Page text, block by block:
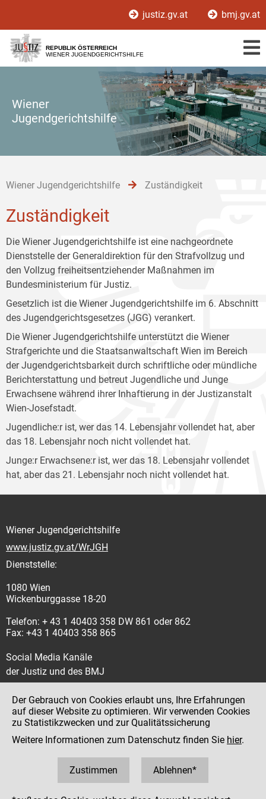
[1]
[2]
[3]
justiz.gv.at bmj.gv.at
REPUBLIK ÖSTERREICH
WIENER JUGENDGERICHTSHILFE
Wiener
Jugendgerichtshilfe
Wiener Jugendgerichtshilfe Zuständigkeit
Zuständigkeit
Die Wiener Jugendgerichtshilfe ist eine nachgeordnete
Dienststelle der Generaldirektion für den Strafvollzug und
den Vollzug freiheitsentziehender Maßnahmen im
Bundesministerium für Justiz.
Gesetzlich ist die Wiener Jugendgerichtshilfe im 6. Abschnitt
des Jugendgerichtsgesetzes (JGG) verankert.
Die Wiener Jugendgerichtshilfe unterstützt die Wiener
Strafgerichte und die Staatsanwaltschaft Wien im Bereich
der Jugendgerichtsbarkeit durch schriftliche oder mündliche
Berichterstattung und betreut Jugendliche und Junge
Erwachsene während ihrer Inhaftierung in der Justizanstalt
Wien-Josefstadt.
Jugendliche:r ist, wer das 14. Lebensjahr vollendet hat, aber
das 18. Lebensjahr noch nicht vollendet hat.
Junge:r Erwachsene:r ist, wer das 18. Lebensjahr vollendet
hat, aber das 21. Lebensjahr noch nicht vollendet hat.
Wiener Jugendgerichtshilfe
www.justiz.gv.at/WrJGH
Dienststelle:
1080 Wien
Wickenburggasse 18-20
Telefon: + 43 1 40403 358 DW 861 oder 862
Fax: +43 1 40403 358 865
Social Media Kanäle
der Justiz und des BMJ
Impressum
Datenschutz
Hinweisgeber:innenplattform (für Mitarbeiter:innen)
Der Gebrauch von Cookies erlaubt uns, Ihre Erfahrungen
auf dieser Website zu optimieren. Wir verwenden Cookies
zu Statistikzwecken und zur Qualitätssicherung
Weitere Informationen zum Datenschutz finden Sie hier.
Zustimmen Ablehnen*